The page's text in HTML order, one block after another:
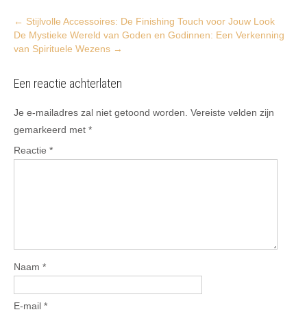
Post
navigation
← Stijlvolle Accessoires: De Finishing Touch voor Jouw Look
De Mystieke Wereld van Goden en Godinnen: Een Verkenning
van Spirituele Wezens →
Een reactie achterlaten
Je e-mailadres zal niet getoond worden. Vereiste velden zijn
gemarkeerd met *
Reactie *
Naam *
E-mail *